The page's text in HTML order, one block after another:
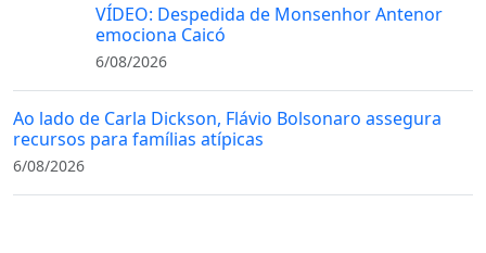
VÍDEO: Despedida de Monsenhor Antenor
emociona Caicó
6/08/2026
Ao lado de Carla Dickson, Flávio Bolsonaro assegura
recursos para famílias atípicas
6/08/2026